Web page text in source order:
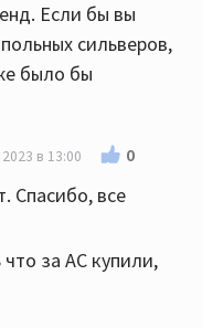
Если бы вы
сильверов,
было бы
в 13:00 0
Спасибо, все
за АС купили,